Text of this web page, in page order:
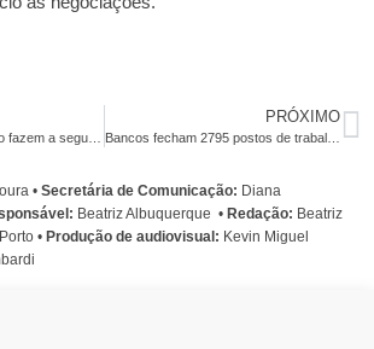
PRÓXIMO
• Secretária de Comunicação: Diana
Beatriz Albuquerque • Redação: Beatriz
• Produção de audiovisual: Kevin Miguel